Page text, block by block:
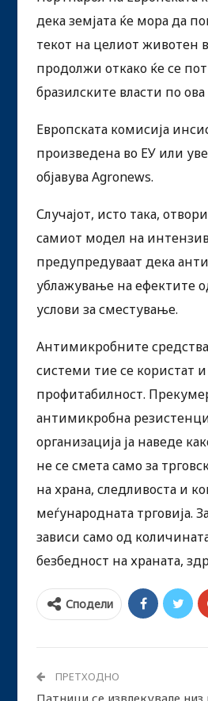
дека земјата ќе мора да
текот на целиот животен
продолжи откако ќе се
бразилските власти по
Европската комисија
произведена во ЕУ или
објавува Agronews.
Случајот, исто така,
самиот модел на
предупредуваат дека
ублажување на ефектите
услови за сместување.
Антимикробните
системи тие се користат
профитабилност.
антимикробна
организација ја наведе
не се смета само за
на храна, следливоста и
меѓународната трговија.
зависи само од
безбедност на храната,
Сподели
ПРЕТХОДНО
Патници се извлекувале